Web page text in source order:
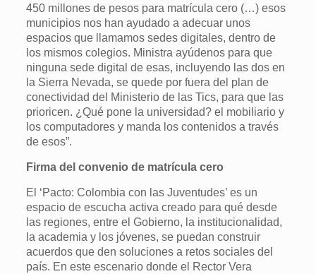
450 millones de pesos para matrícula cero (…) esos
municipios nos han ayudado a adecuar unos
espacios que llamamos sedes digitales, dentro de
los mismos colegios. Ministra ayúdenos para que
ninguna sede digital de esas, incluyendo las dos en
la Sierra Nevada, se quede por fuera del plan de
conectividad del Ministerio de las Tics, para que las
prioricen. ¿Qué pone la universidad? el mobiliario y
los computadores y manda los contenidos a través
de esos”.
Firma del convenio de matrícula cero
El ‘Pacto: Colombia con las Juventudes’ es un
espacio de escucha activa creado para qué desde
las regiones, entre el Gobierno, la institucionalidad,
la academia y los jóvenes, se puedan construir
acuerdos que den soluciones a retos sociales del
país. En este escenario donde el Rector Vera